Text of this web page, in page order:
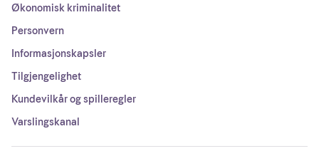
Økonomisk kriminalitet
Personvern
Informasjonskapsler
Tilgjengelighet
Kundevilkår og spilleregler
Varslingskanal